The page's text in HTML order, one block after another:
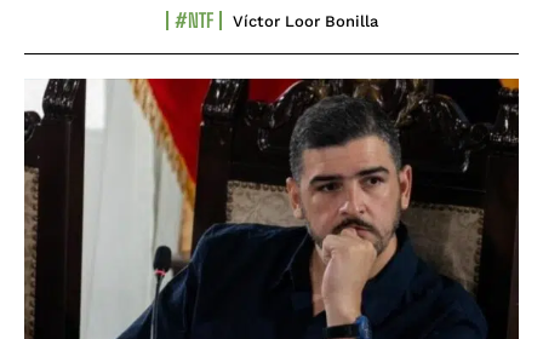
#NTF Víctor Loor Bonilla